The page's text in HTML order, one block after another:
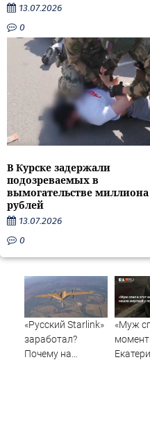
13.07.2026
0
В Курске задержали
подозреваемых в
вымогательстве миллиона
рублей
13.07.2026
0
«Русский Starlink»
заработал?
Почему на
«Муж